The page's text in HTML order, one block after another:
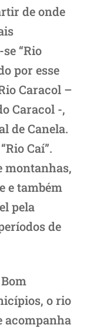
de onde
“Rio
por esse
Caracol –
Caracol -,
de Canela.
Caí”.
montanhas,
e também
pela
de
o rio
acompanha